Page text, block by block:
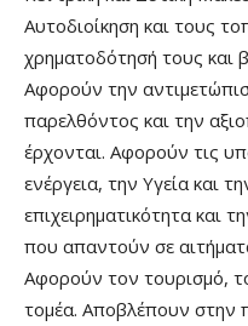
Αυτοδιοίκηση και τους
χρηματοδότησή τους και
Αφορούν την
παρελθόντος και την
έρχονται. Αφορούν τις
ενέργεια, την Υγεία και
επιχειρηματικότητα και
που απαντούν σε
Αφορούν τον τουρισμό,
τομέα. Αποβλέπουν στην